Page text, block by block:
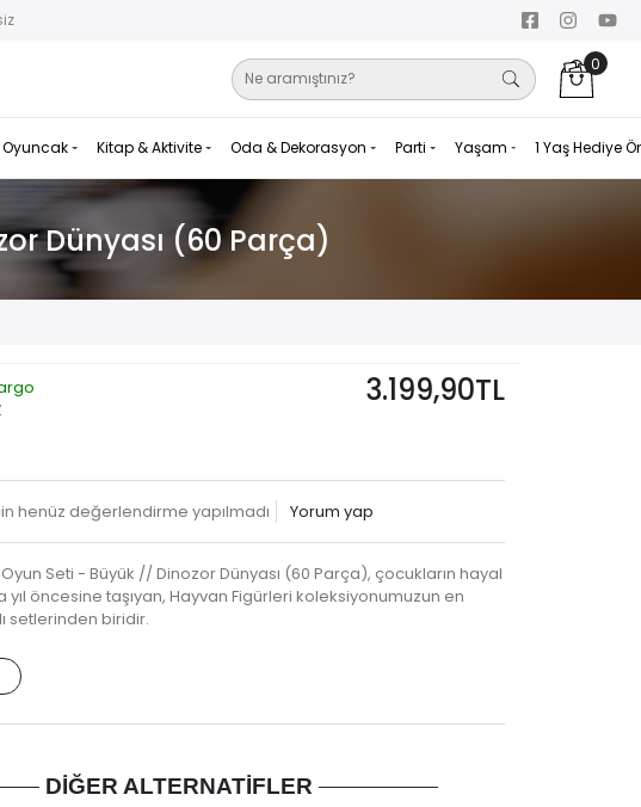
0
Oyuncak Kitap & Aktivite Oda & Dekorasyon Parti Yaşam 1 Yaş Hediye
Dünyası (60 Parça)
3.199,90TL
henüz değerlendirme yapılmadı Yorum yap
Seti - Büyük // Dinozor Dünyası (60 Parça), çocukların hayal
öncesine taşıyan, Hayvan Figürleri koleksiyonumuzun en
setlerinden biridir.
DIĞER ALTERNATIFLER